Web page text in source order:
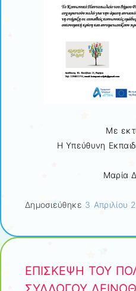
Με
H Υπεύθυνη
Μαρία
Δημοσιεύθηκε 3 Απριλίου
ΕΠΙΣΚΕΨΗ ΤΟΥ